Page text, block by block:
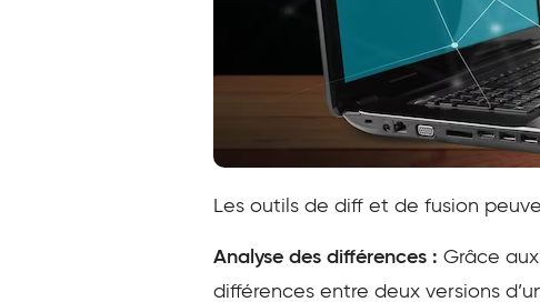
Les outils de diff et de fusion
Analyse des différences : Grâce
différences entre deux versions